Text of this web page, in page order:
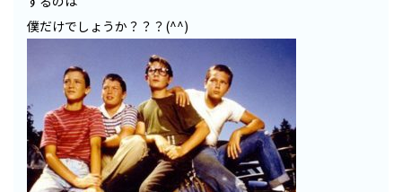
僕だけでしょうか？？？(^^)